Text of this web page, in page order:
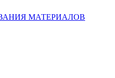
МАТЕРИАЛОВ